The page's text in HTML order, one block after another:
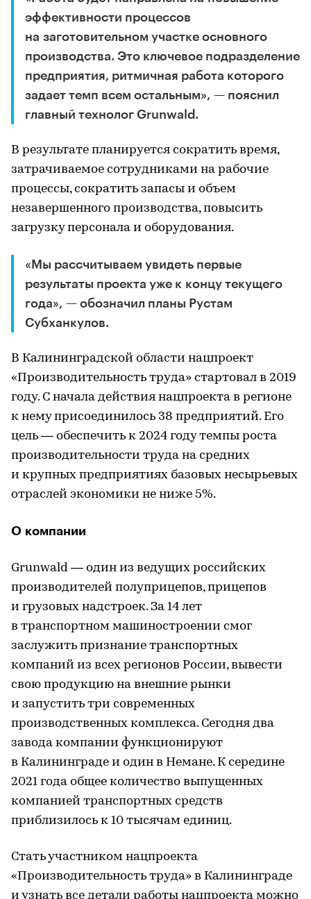
эффективности процессов
на заготовительном участке основного
производства. Это ключевое подразделение
предприятия, ритмичная работа которого
задает темп всем остальным», — пояснил
главный технолог Grunwald.
В результате планируется сократить время,
затрачиваемое сотрудниками на рабочие
процессы, сократить запасы и объем
незавершенного производства, повысить
загрузку персонала и оборудования.
«Мы рассчитываем увидеть первые
результаты проекта уже к концу текущего
года», — обозначил планы Рустам
Субханкулов.
В Калининградской области нацпроект
«Производительность труда» стартовал в 2019
году. С начала действия нацпроекта в регионе
к нему присоединилось 38 предприятий. Его
цель — обеспечить к 2024 году темпы роста
производительности труда на средних
и крупных предприятиях базовых несырьевых
отраслей экономики не ниже 5%.
О компании
Grunwald — один из ведущих российских
производителей полуприцепов, прицепов
и грузовых надстроек. За 14 лет
в транспортном машиностроении смог
заслужить признание транспортных
компаний из всех регионов России, вывести
свою продукцию на внешние рынки
и запустить три современных
производственных комплекса. Сегодня два
завода компании функционируют
в Калининграде и один в Немане. К середине
2021 года общее количество выпущенных
компанией транспортных средств
приблизилось к 10 тысячам единиц.
Стать участником нацпроекта
«Производительность труда» в Калининграде
и узнать все детали работы нацпроекта можно